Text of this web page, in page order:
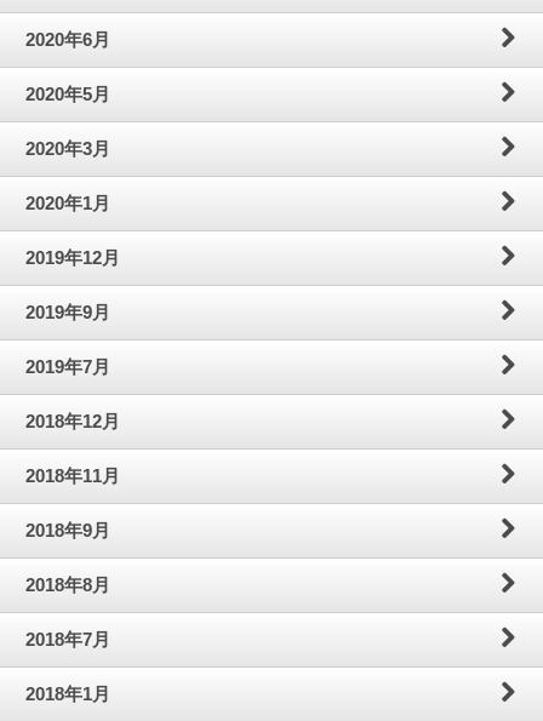
2020年6月
2020年5月
2020年3月
2020年1月
2019年12月
2019年9月
2019年7月
2018年12月
2018年11月
2018年9月
2018年8月
2018年7月
2018年1月